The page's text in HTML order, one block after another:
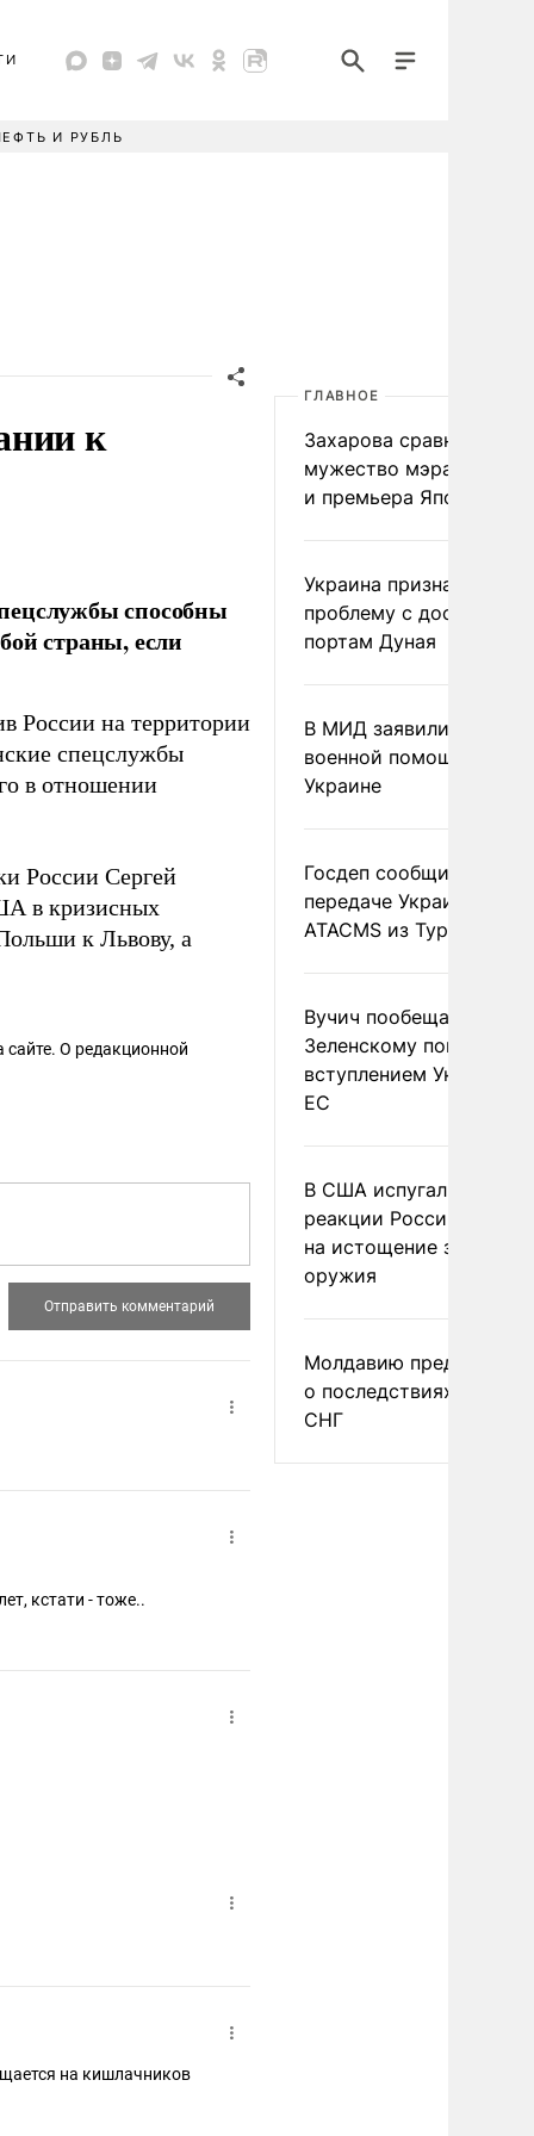
И РУБЛЬ
к
способны
страны, если
России на территории
спецслужбы
в отношении
России Сергей
в кризисных
к Львову, а
сайте. О редакционной
кстати - тоже..
на кишлачников
ГЛАВНОЕ
Захарова сравнила
мужество мэра
и премьера Японии
Украина признала
проблему с доступом к
портам Дуная
В МИД заявили о
военной помощи
Украине
Госдеп сообщил о
передаче Украине
ATACMS из Турции
Вучич пообещал
Зеленскому помочь со
вступлением Украины в
ЕС
В США испугались
реакции России и
на истощение запасов
оружия
Молдавию
о последствиях выхода
СНГ